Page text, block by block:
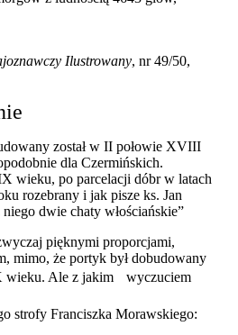
Ilustrowany, nr 49/50,
został w II połowie XVIII
dla Czermińskich.
wieku, po parcelacji dóbr w latach
rozebrany i jak pisze ks. Jan
dwie chaty włościańskie”
pięknymi proporcjami,
mimo, że portyk był dobudowany
wieku. Ale z jakim wyczuciem
strofy Franciszka Morawskiego: